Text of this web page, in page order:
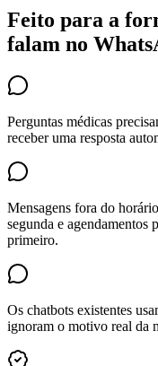
Feito para a
falam no
Perguntas médicas
receber uma resposta
Mensagens fora do
segunda e agendamentos
primeiro.
Os chatbots existentes
ignoram o motivo real da